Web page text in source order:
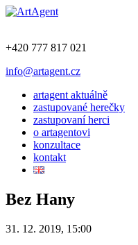
+420 777 817 021
info@artagent.cz
artagent aktuálně
zastupované herečky
zastupovaní herci
o artagentovi
konzultace
kontakt
Bez Hany
31. 12. 2019, 15:00